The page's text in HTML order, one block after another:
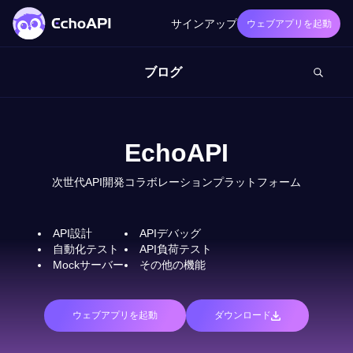
サインアップ ウェブアプリを起動
ブログ
EchoAPI
次世代API開発コラボレーションプラットフォーム
API設計
APIデバッグ
自動化テスト
API負荷テスト
Mockサーバー
その他の機能
ウェブアプリを起動 ダウンロード